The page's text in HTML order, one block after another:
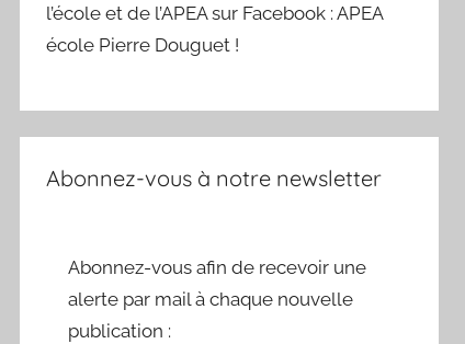
l’école et de l’APEA sur Facebook : APEA
école Pierre Douguet !
Abonnez-vous à notre newsletter
Abonnez-vous afin de recevoir une
alerte par mail à chaque nouvelle
publication :